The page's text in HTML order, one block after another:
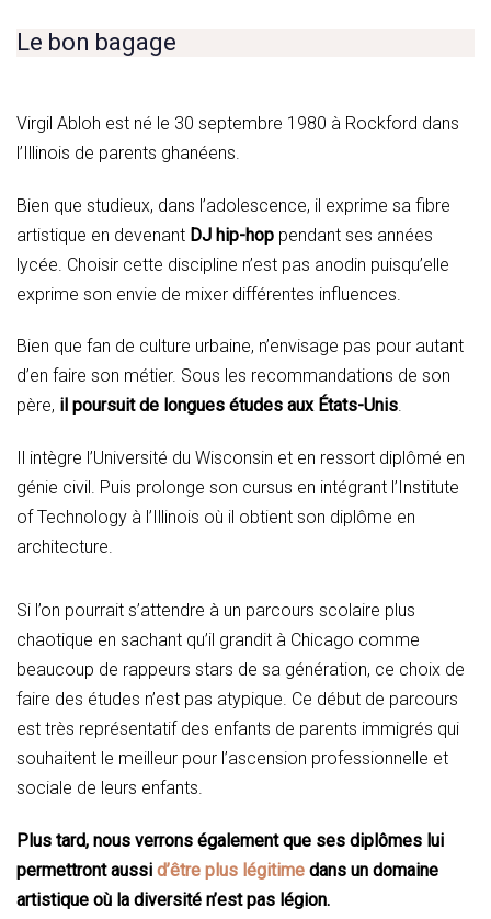
Le bon bagage
Virgil Abloh est né le 30 septembre 1980 à Rockford dans
l’Illinois de parents ghanéens.
Bien que studieux, dans l’adolescence, il exprime sa fibre
artistique en devenant DJ hip-hop pendant ses années
lycée. Choisir cette discipline n’est pas anodin puisqu’elle
exprime son envie de mixer différentes influences.
Bien que fan de culture urbaine, n’envisage pas pour autant
d’en faire son métier. Sous les recommandations de son
père, il poursuit de longues études aux États-Unis.
Il intègre l’Université du Wisconsin et en ressort diplômé en
génie civil. Puis prolonge son cursus en intégrant l’Institute
of Technology à l’Illinois où il obtient son diplôme en
architecture.
Si l’on pourrait s’attendre à un parcours scolaire plus
chaotique en sachant qu’il grandit à Chicago comme
beaucoup de rappeurs stars de sa génération, ce choix de
faire des études n’est pas atypique. Ce début de parcours
est très représentatif des enfants de parents immigrés qui
souhaitent le meilleur pour l’ascension professionnelle et
sociale de leurs enfants.
Plus tard, nous verrons également que ses diplômes lui
permettront aussi d’être plus légitime dans un domaine
artistique où la diversité n’est pas légion.